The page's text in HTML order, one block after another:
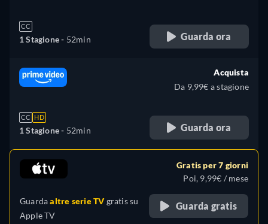
CC
1 Stagione - 52min Guarda ora
CC HD
1 Stagione - 52min
Acquista
Da 9,99€ a stagione
Guarda ora
Guardaaltre serie TVgratis su
Apple TV
Gratis per 7 giorni
Poi, 9,99€ / mese
Guarda gratis